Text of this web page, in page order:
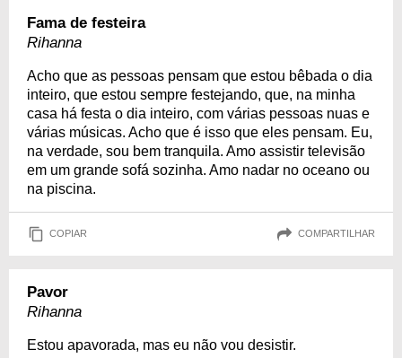
Fama de festeira
Rihanna
Acho que as pessoas pensam que estou bêbada o dia
inteiro, que estou sempre festejando, que, na minha
casa há festa o dia inteiro, com várias pessoas nuas e
várias músicas. Acho que é isso que eles pensam. Eu,
na verdade, sou bem tranquila. Amo assistir televisão
em um grande sofá sozinha. Amo nadar no oceano ou
na piscina.
COPIAR COMPARTILHAR
Pavor
Rihanna
Estou apavorada, mas eu não vou desistir.